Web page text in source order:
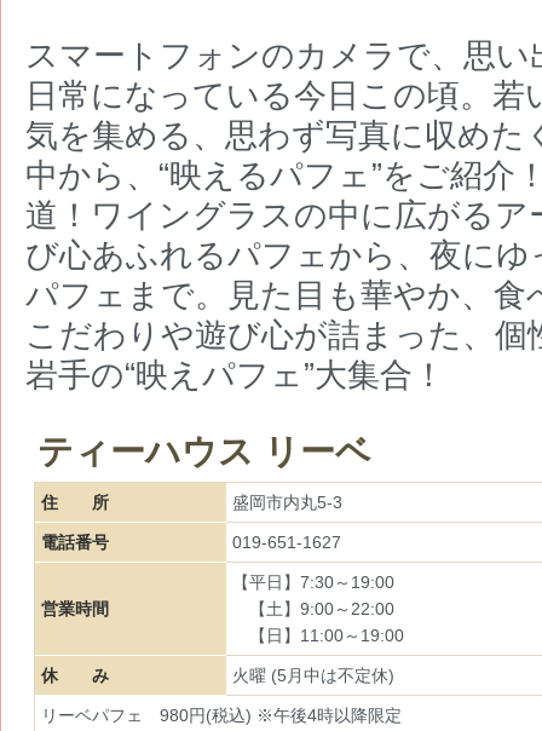
スマートフォンのカメラで、思
日常になっている今日この頃。若
気を集める、思わず写真に収めた
中から、“映えるパフェ”をご紹介
道！ワイングラスの中に広がるア
び心あふれるパフェから、夜に
パフェまで。見た目も華やか、食
こだわりや遊び心が詰まった、個
岩手の“映えパフェ”大集合！
ティーハウス リーベ
住 所 盛岡市内丸5-3
電話番号 019-651-1627
営業時間
【平日】7:30～19:00
【土】9:00～22:00
【日】11:00～19:00
休 み 火曜 (5月中は不定休)
リーベパフェ 980円(税込) ※午後4時以降限定